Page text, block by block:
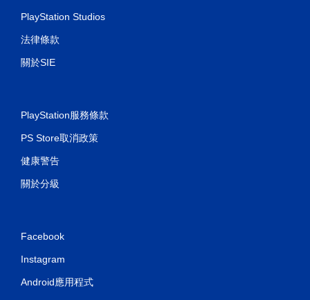
PlayStation Studios
法律條款
關於SIE
PlayStation服務條款
PS Store取消政策
健康警告
關於分級
Facebook
Instagram
Android應用程式